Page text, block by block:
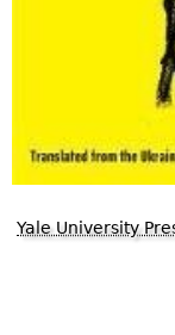
Yale University